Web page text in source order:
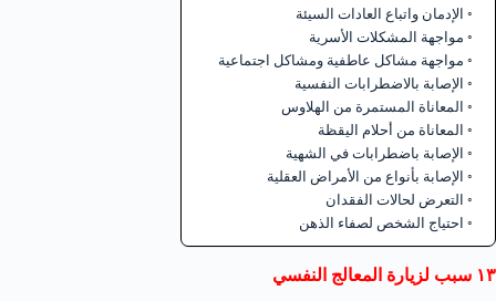
الإدمان واتباع العادات السيئة
مواجهة المشكلات الأسرية
مواجهة مشاكل عاطفية ومشاكل اجتماعية
الإصابة بالاضطرابات النفسية
المعاناة المستمرة من الهلاوس
المعاناة من أحلام اليقظة
الإصابة باضطرابات في الشهية
الإصابة بأنواع من الأمراض العقلية
التعرض لحالات الفقدان
احتياج الشخص لصفاء الذهن
١٣ سبب لزيارة المعالج النفسي